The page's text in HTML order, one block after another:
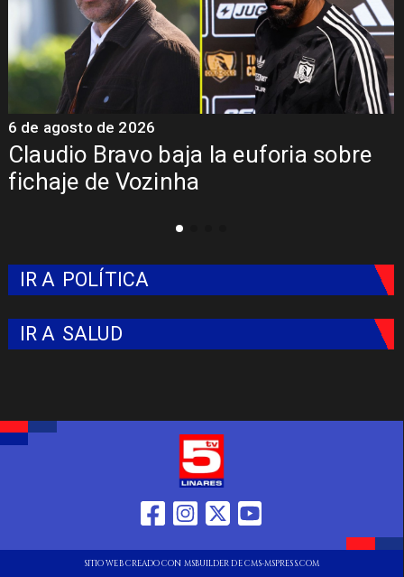
Presentación de Vozinha en Colo
Colo: Fecha, Estadio y Contrato
5 de agosto de 2026
IR A POLÍTICA
IR A SALUD
SITIO WEB CREADO CON MSBUILDER DE CMS-MSPRESS.COM